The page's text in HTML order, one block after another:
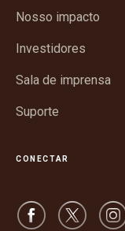
Nosso impacto
Investidores
Sala de imprensa
Suporte
CONECTAR